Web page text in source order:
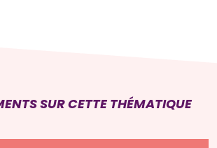
SUR CETTE THÉMATIQUE